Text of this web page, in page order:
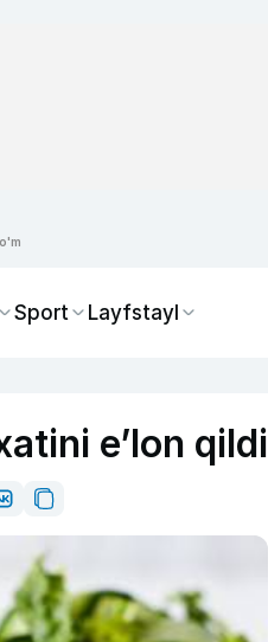
Sport Layfstayl
e’lon qildi